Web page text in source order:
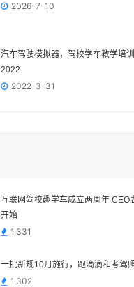
2026-7-10
汽车驾驶模拟器，驾校学车教学培
2022
2022-3-31
互联网驾校趣学车成立两周年 CEO
开始
1,331
一批新规10月施行，跑滴滴和考驾
1,302